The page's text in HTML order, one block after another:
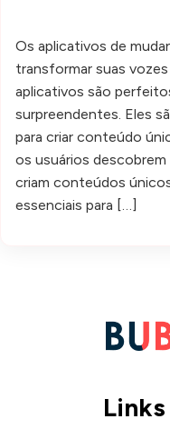
Os aplicativos de
transformar suas
aplicativos são
surpreendentes. Eles
para criar conteúdo
os usuários
criam conteúdos
essenciais para […]